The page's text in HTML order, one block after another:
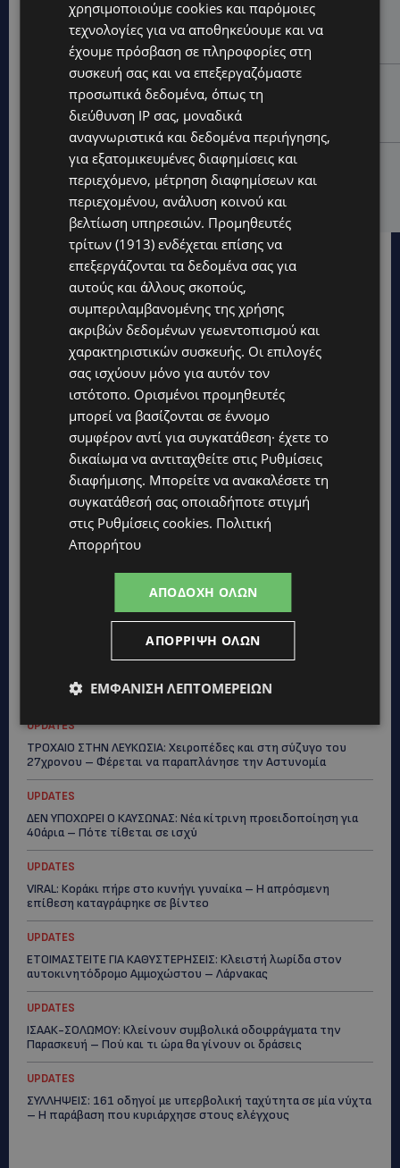
ΤΡΟΧΑΙΟ ΣΤΗΝ ΛΕΥΚΩΣΙΑ: Χειροπέδες και στη σύζυγο
του 27χρονου – Φέρεται να παραπλάνησε την
Αστυνομία
UPDATES
ΔΕΝ ΥΠΟΧΩΡΕΙ Ο ΚΑΥΣΩΝΑΣ: Νέα κίτρινη
προειδοποίηση για 40άρια – Πότε τίθεται σε ισχύ
UPDATES
VIRAL: Κοράκι πήρε στο κυνήγι γυναίκα – Η
απρόσμενη επίθεση καταγράφηκε σε βίντεο
Topics
ΧΩΡΙΣ ΣΩΣΣΙΒΙΟ Η ΘΑΛΑΣΣΙΑ ΣΥΝΔΕΣΗ ΚΥΠΡΟΥ-ΕΛΛΑΔΑΣ:
ΜΑΡΙΝΟΣ ΚΩΝΣΤΑΝΤΙΝΙΔΗΣ: Οι πρωτοβουλίες για να
(Βίντεο)
UPDATES
ΤΡΟΧΑΙΟ ΣΤΗΝ ΛΕΥΚΩΣΙΑ: Χειροπέδες και στη σύζυγο του
27χρονου – Φέρεται να παραπλάνησε την Αστυνομία
UPDATES
ΔΕΝ ΥΠΟΧΩΡΕΙ Ο ΚΑΥΣΩΝΑΣ: Νέα κίτρινη προειδοποίηση για
40άρια – Πότε τίθεται σε ισχύ
UPDATES
VIRAL: Κοράκι πήρε στο κυνήγι γυναίκα – Η απρόσμενη
επίθεση καταγράφηκε σε βίντεο
UPDATES
ΕΤΟΙΜΑΣΤΕΙΤΕ ΓΙΑ ΚΑΘΥΣΤΕΡΗΣΕΙΣ: Κλειστή λωρίδα στον
αυτοκινητόδρομο Αμμοχώστου – Λάρνακας
UPDATES
ΙΣΑΑΚ-ΣΟΛΩΜΟΥ: Κλείνουν συμβολικά οδοφράγματα την
Παρασκευή – Πού και τι ώρα θα γίνουν οι δράσεις
UPDATES
ΣΥΛΛΗΨΕΙΣ: 161 οδηγοί με υπερβολική ταχύτητα σε μία νύχτα
– Η παράβαση που κυριάρχησε στους ελέγχους
χρησιμοποιούμε cookies και παρόμοιες
τεχνολογίες για να αποθηκεύουμε και να
έχουμε πρόσβαση σε πληροφορίες στη
συσκευή σας και να επεξεργαζόμαστε
προσωπικά δεδομένα, όπως τη
διεύθυνση IP σας, μοναδικά
αναγνωριστικά και δεδομένα περιήγησης,
για εξατομικευμένες διαφημίσεις και
περιεχόμενο, μέτρηση διαφημίσεων και
περιεχομένου, ανάλυση κοινού και
βελτίωση υπηρεσιών. Προμηθευτές
τρίτων (1913) ενδέχεται επίσης να
επεξεργάζονται τα δεδομένα σας για
αυτούς και άλλους σκοπούς,
συμπεριλαμβανομένης της χρήσης
ακριβών δεδομένων γεωεντοπισμού και
χαρακτηριστικών συσκευής. Οι επιλογές
σας ισχύουν μόνο για αυτόν τον
ιστότοπο. Ορισμένοι προμηθευτές
μπορεί να βασίζονται σε έννομο
συμφέρον αντί για συγκατάθεση· έχετε το
δικαίωμα να αντιταχθείτε στις Ρυθμίσεις
διαφήμισης. Μπορείτε να ανακαλέσετε τη
συγκατάθεσή σας οποιαδήποτε στιγμή
στις Ρυθμίσεις cookies. Πολιτική
Απορρήτου
ΑΠΟΔΟΧΉ ΌΛΩΝ
ΑΠΌΡΡΙΨΗ ΌΛΩΝ
ΕΜΦΆΝΙΣΗ ΛΕΠΤΟΜΕΡΕΙΏΝ